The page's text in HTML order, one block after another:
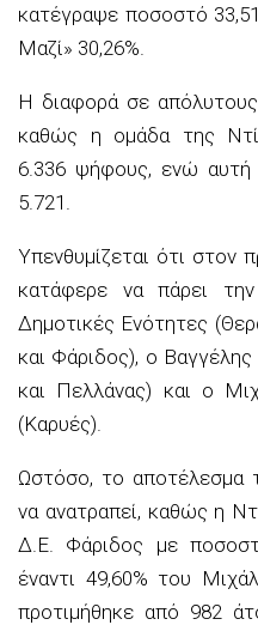
κατέγραψε ποσοστό
Μαζί» 30,26%.
Η διαφορά σε
καθώς η ομάδα της
6.336 ψήφους, ενώ
5.721.
Υπενθυμίζεται ότι στον
κατάφερε να πάρει
Δημοτικές Ενότητες
και Φάριδος), ο
και Πελλάνας) και ο
(Καρυές).
Ωστόσο, το αποτέλεσμα
να ανατραπεί, καθώς η
Δ.Ε. Φάριδος με
έναντι 49,60% του
προτιμήθηκε από 982